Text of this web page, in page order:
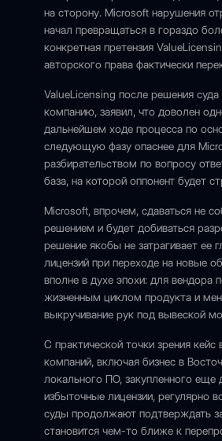
на сторону. Microsoft нарушения
начал превращаться в гораздо
конкретная претензия
авторского права фактически
ValueLicensing после решения
компанию, заявил, что доволен
дальнейшем ходе процесса по
следующую фазу опаснее для
разбирательством по вопросу
база, на которой оппонент будет
Microsoft, впрочем, сдаваться не
решением и будет добиваться
решение якобы не затрагивает ее
лицензий при переходе на новые
вполне в духе эпохи: для вендора
жизненным циклом продукта и
выкручивание рук под вывеской
С практической точки зрения
компаний, включая бизнес в
локального ПО, закупленного
избыточные лицензии, регулярно
суды продолжают подтверждать
становится чем-то ближе к